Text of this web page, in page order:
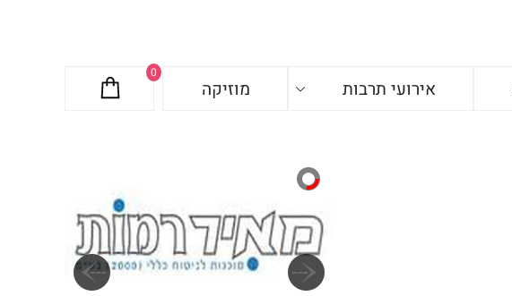
0
אירועי תרבות
מוזיקה